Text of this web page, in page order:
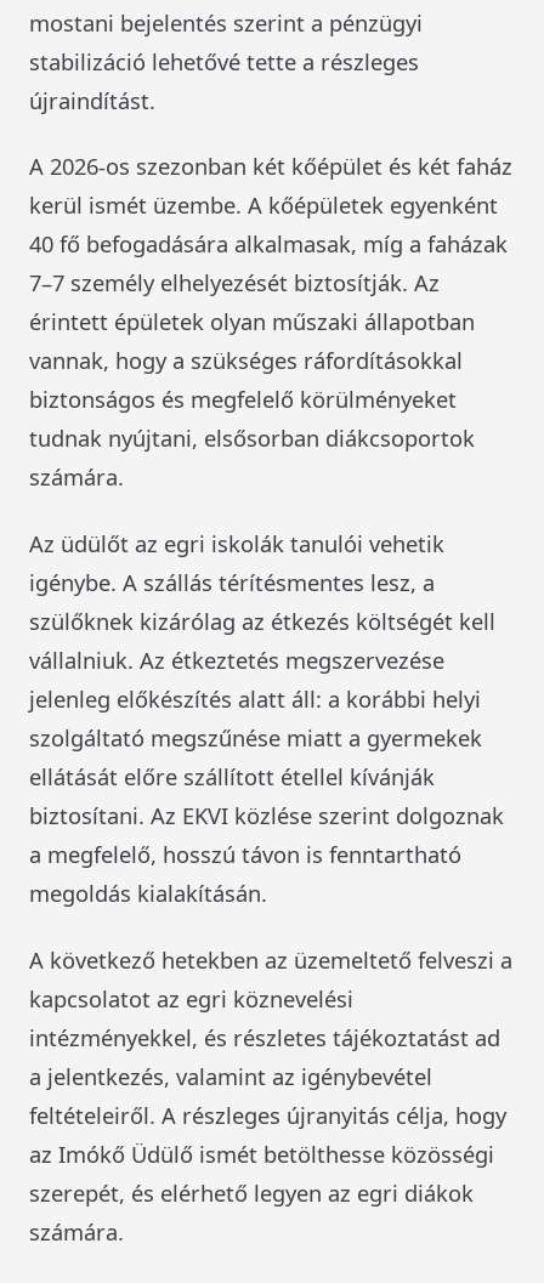
mostani bejelentés szerint a pénzügyi
stabilizáció lehetővé tette a részleges
újraindítást.
A 2026-os szezonban két kőépület és két faház
kerül ismét üzembe. A kőépületek egyenként
40 fő befogadására alkalmasak, míg a faházak
7–7 személy elhelyezését biztosítják. Az
érintett épületek olyan műszaki állapotban
vannak, hogy a szükséges ráfordításokkal
biztonságos és megfelelő körülményeket
tudnak nyújtani, elsősorban diákcsoportok
számára.
Az üdülőt az egri iskolák tanulói vehetik
igénybe. A szállás térítésmentes lesz, a
szülőknek kizárólag az étkezés költségét kell
vállalniuk. Az étkeztetés megszervezése
jelenleg előkészítés alatt áll: a korábbi helyi
szolgáltató megszűnése miatt a gyermekek
ellátását előre szállított étellel kívánják
biztosítani. Az EKVI közlése szerint dolgoznak
a megfelelő, hosszú távon is fenntartható
megoldás kialakításán.
A következő hetekben az üzemeltető felveszi a
kapcsolatot az egri köznevelési
intézményekkel, és részletes tájékoztatást ad
a jelentkezés, valamint az igénybevétel
feltételeiről. A részleges újranyitás célja, hogy
az Imókő Üdülő ismét betölthesse közösségi
szerepét, és elérhető legyen az egri diákok
számára.